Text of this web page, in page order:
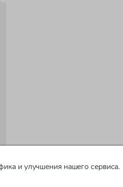
и улучшения нашего сервиса.